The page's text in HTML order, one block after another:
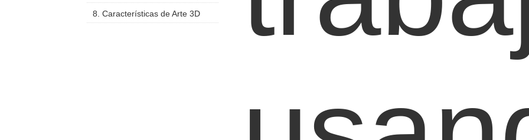
8. Características de Arte 3D